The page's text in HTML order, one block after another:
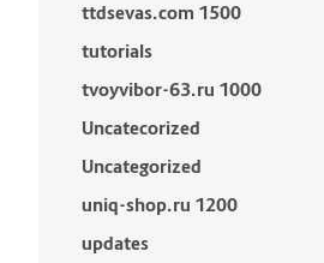
ttdsevas.com 1500
tutorials
tvoyvibor-63.ru 1000
Uncatecorized
Uncategorized
uniq-shop.ru 1200
updates